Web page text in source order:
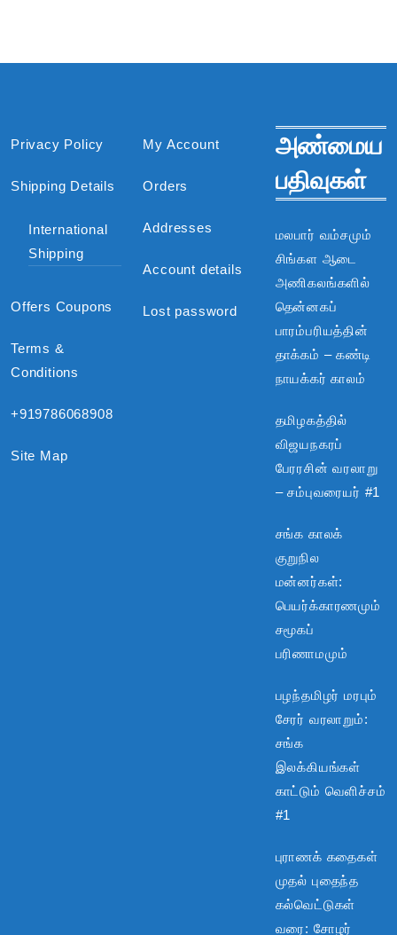
Privacy Policy
Shipping Details
International
Shipping
Offers Coupons
Terms &
Conditions
+919786068908
Site Map
My Account
Orders
Addresses
Account details
Lost password
அண்மைய
பதிவுகள்
மலபார் வம்சமும்
சிங்கள ஆடை
அணிகலங்களில்
தென்னகப்
பாரம்பரியத்தின்
தாக்கம் – கண்டி
நாயக்கர் காலம்
தமிழகத்தில்
விஜயநகரப்
பேரரசின் வரலாறு
– சம்புவரையர் #1
சங்க காலக்
குறுநில
மன்னர்கள்:
பெயர்க்காரணமும்
சமூகப்
பரிணாமமும்
பழந்தமிழர் மரபும்
சேரர் வரலாறும்:
சங்க
இலக்கியங்கள்
காட்டும் வெளிச்சம்
#1
புராணக் கதைகள்
முதல் புதைந்த
கல்வெட்டுகள்
வரை: சோழர்